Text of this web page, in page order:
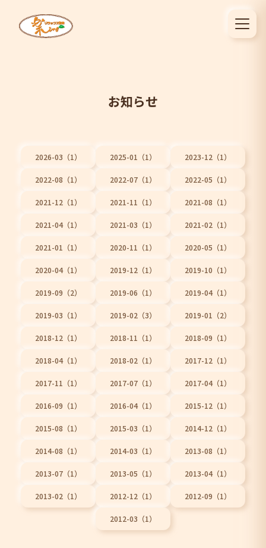
お知らせ
2026-03（1） 2025-01（1） 2023-12（1）
2022-08（1） 2022-07（1） 2022-05（1）
2021-12（1） 2021-11（1） 2021-08（1）
2021-04（1） 2021-03（1） 2021-02（1）
2021-01（1） 2020-11（1） 2020-05（1）
2020-04（1） 2019-12（1） 2019-10（1）
2019-09（2） 2019-06（1） 2019-04（1）
2019-03（1） 2019-02（3） 2019-01（2）
2018-12（1） 2018-11（1） 2018-09（1）
2018-04（1） 2018-02（1） 2017-12（1）
2017-11（1） 2017-07（1） 2017-04（1）
2016-09（1） 2016-04（1） 2015-12（1）
2015-08（1） 2015-03（1） 2014-12（1）
2014-08（1） 2014-03（1） 2013-08（1）
2013-07（1） 2013-05（1） 2013-04（1）
2013-02（1） 2012-12（1） 2012-09（1）
2012-03（1）